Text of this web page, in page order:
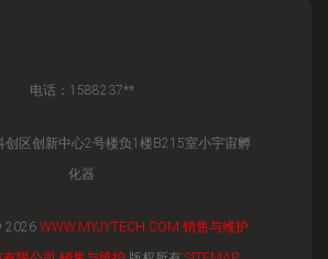
电话：1588237**
创区创新中心2号楼负1楼B215室小宇宙孵
化器
2026 WWW.MYJYTECH.COM 销售与维护